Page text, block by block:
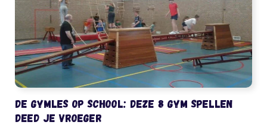
De gymles op school: deze 8 gym spellen
deed je vroeger